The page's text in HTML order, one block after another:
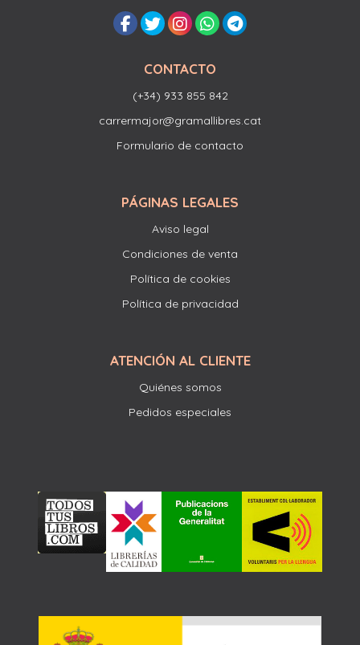
CONTACTO
(+34) 933 855 842
carrermajor@gramallibres.cat
Formulario de contacto
PÁGINAS LEGALES
Aviso legal
Condiciones de venta
Política de cookies
Política de privacidad
ATENCIÓN AL CLIENTE
Quiénes somos
Pedidos especiales